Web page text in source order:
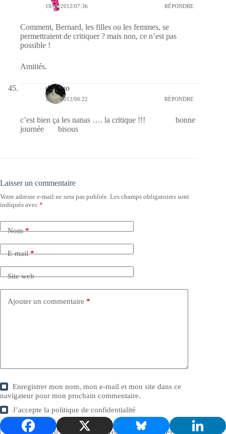
18/02/2012/07:36 RÉPONDRE
Comment, Bernard, les filles ou les femmes, se
permettraient de critiquer ? mais non, ce n’est pas
possible !
Amitiés.
domino
18/02/2012/06:22 RÉPONDRE
c’est bien ça les nanas …. la critique !!! bonne
journée bisous
Laisser un commentaire
Votre adresse e-mail ne sera pas publiée. Les champs obligatoires sont
indiqués avec *
Nom*
E-mail*
Site web
Ajouter un commentaire *
Enregistrer mon nom, mon e-mail et mon site dans ce
navigateur pour mon prochain commentaire.
J’accepte lapolitique de confidentialité
Prévenez-moi de tous les nouveaux commentaires par e-